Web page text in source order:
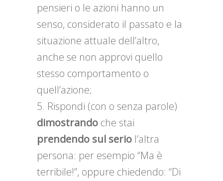
pensieri o le azioni hanno un
senso, considerato il passato e la
situazione attuale dell’altro,
anche se non approvi quello
stesso comportamento o
quell’azione;
Rispondi (con o senza parole)
dimostrando che stai
prendendo sul serio l’altra
persona: per esempio “Ma è
terribile!”, oppure chiedendo: “Di